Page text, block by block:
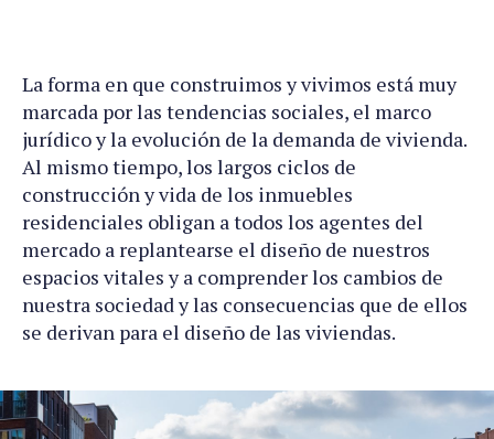
La forma en que construimos y vivimos está muy
marcada por las tendencias sociales, el marco
jurídico y la evolución de la demanda de vivienda.
Al mismo tiempo, los largos ciclos de
construcción y vida de los inmuebles
residenciales obligan a todos los agentes del
mercado a replantearse el diseño de nuestros
espacios vitales y a comprender los cambios de
nuestra sociedad y las consecuencias que de ellos
se derivan para el diseño de las viviendas.